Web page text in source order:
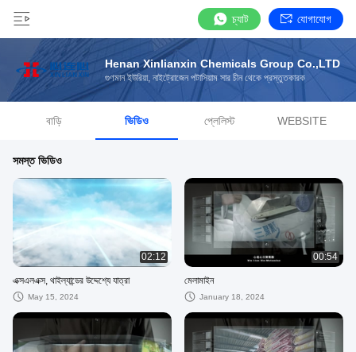
চ্যাট যোগাযোগ
Henan Xinlianxin Chemicals Group Co.,LTD
গুণমান ইউরিয়া, নাইট্রোজেন পটাসিয়াম সার চীন থেকে প্রস্তুতকারক
বাড়ি ভিডিও প্লেলিস্ট WEBSITE
সমস্ত ভিডিও
02:12
এক্সএলএক্স, থাইল্যান্ডের উদ্দেশ্যে যাত্রা
May 15, 2024
00:54
মেলামাইন
January 18, 2024